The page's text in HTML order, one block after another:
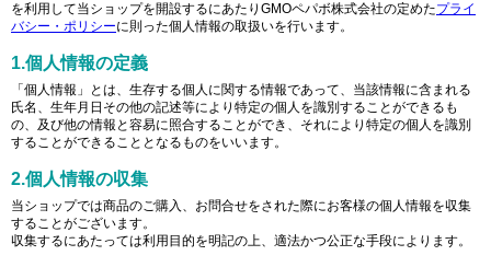
を利用して当ショップを開設するにあたりGMOペパボ株式会社の定めたプライ
バシー・ポリシーに則った個人情報の取扱いを行います。
1.個人情報の定義
「個人情報」とは、生存する個人に関する情報であって、当該情報に含まれる
氏名、生年月日その他の記述等により特定の個人を識別することができるも
の、及び他の情報と容易に照合することができ、それにより特定の個人を識別
することができることとなるものをいいます。
2.個人情報の収集
当ショップでは商品のご購入、お問合せをされた際にお客様の個人情報を収集
することがございます。
収集するにあたっては利用目的を明記の上、適法かつ公正な手段によります。